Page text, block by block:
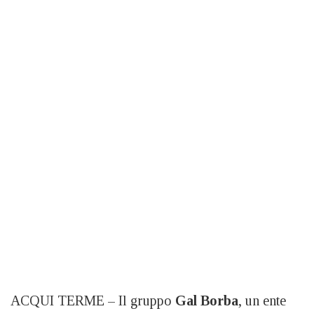
ACQUI TERME – Il gruppo Gal Borba, un ente